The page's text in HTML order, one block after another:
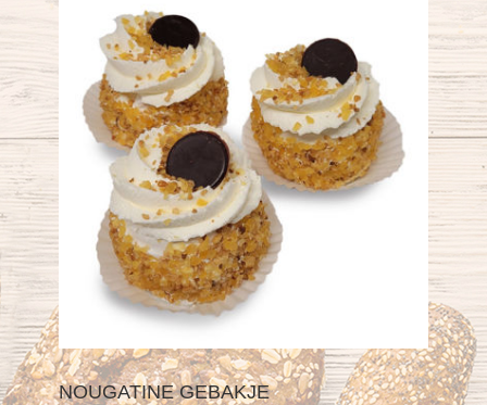
NOUGATINE GEBAKJE